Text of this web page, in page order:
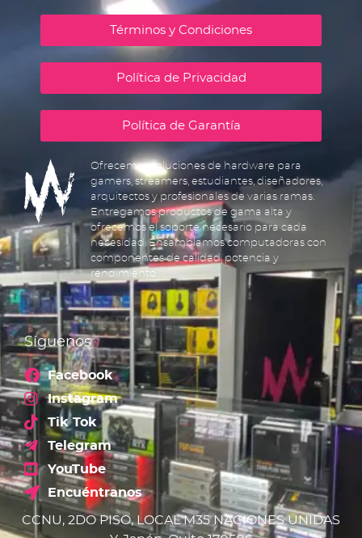
Términos y Condiciones
Política de Privacidad
Política de Garantía
Ofrecemos soluciones de hardware para
gamers, streamers, estudiantes, diseñadores,
arquitectos y profesionales de varias ramas.
Entregamos productos de gama alta y
ofrecemos el soporte necesario para cada
necesidad. Ensamblamos computadoras con
componentes de calidad, potencia y
rendimiento.
Síguenos
Facebook
Instagram
Tik Tok
Telegram
YouTube
Encuéntranos
CCNU, 2DO PISO, LOCAL M35 NACIONES UNIDAS